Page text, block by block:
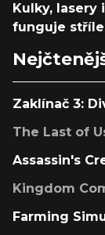
Kulky, lasery
funguje
Zaklínač 3:
The Last of
Assassin's
Kingdom
Farming